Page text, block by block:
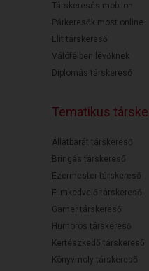
Társkeresés mobilon
Párkeresők most online
Elit társkereső
Válófélben lévőknek
Diplomás társkereső
Tematikus
Állatbarát társkereső
Bringás társkereső
Ezermester társkereső
Filmkedvelő társkereső
Gamer társkereső
Humoros társkereső
Kertészkedő társkereső
Könyvmoly társkereső